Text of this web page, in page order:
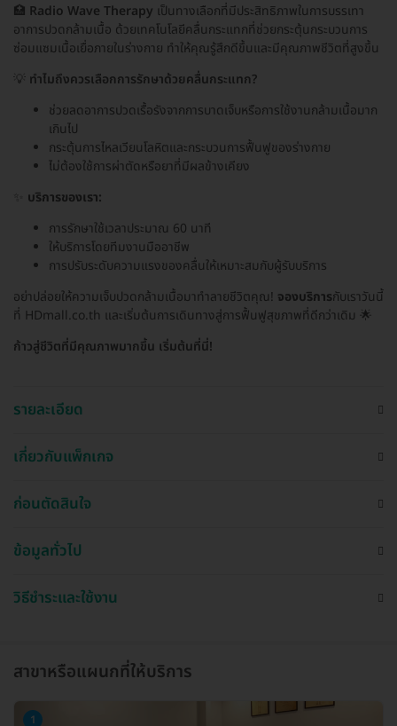
🏥 Radio Wave Therapy เป็นทางเลือกที่มีประสิทธิภาพในการบรรเทา
อาการปวดกล้ามเนื้อ ด้วยเทคโนโลยีคลื่นกระแทกที่ช่วยกระตุ้นกระบวนการ
ซ่อมแซมเนื้อเยื่อภายในร่างกาย ทำให้คุณรู้สึกดีขึ้นและมีคุณภาพชีวิตที่สูงขึ้น
💡 ทำไมถึงควรเลือกการรักษาด้วยคลื่นกระแทก?
ช่วยลดอาการปวดเรื้อรังจากการบาดเจ็บหรือการใช้งานกล้ามเนื้อมาก
เกินไป
กระตุ้นการไหลเวียนโลหิตและกระบวนการฟื้นฟูของร่างกาย
ไม่ต้องใช้การผ่าตัดหรือยาที่มีผลข้างเคียง
บริการของเรา:
การรักษาใช้เวลาประมาณ 60 นาที
ให้บริการโดยทีมงานมืออาชีพ
การปรับระดับความแรงของคลื่นให้เหมาะสมกับผู้รับบริการ
อย่าปล่อยให้ความเจ็บปวดกล้ามเนื้อมาทำลายชีวิตคุณ! จองบริการกับเราวันนี้
ที่ HDmall.co.th และเริ่มต้นการเดินทางสู่การฟื้นฟูสุขภาพที่ดีกว่าเดิม 🌟
ก้าวสู่ชีวิตที่มีคุณภาพมากขึ้น เริ่มต้นที่นี่!
รายละเอียด
เกี่ยวกับแพ็กเกจ
ก่อนตัดสินใจ
ข้อมูลทั่วไป
วิธีชำระและใช้งาน
สาขาหรือแผนกที่ให้บริการ
1